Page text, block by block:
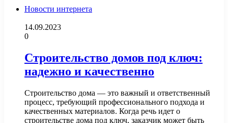
Новости интернета
14.09.2023
0
Строительство домов под ключ:
надежно и качественно
Строительство дома — это важный и ответственный
процесс, требующий профессионального подхода и
качественных материалов. Когда речь идет о
строительстве дома под ключ, заказчик может быть